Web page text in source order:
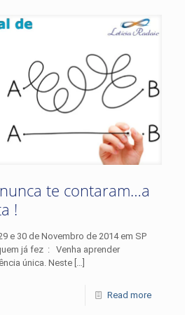
te contaram…a
!
e 30 de Novembro de 2014 em SP
já fez : Venha aprender
única. Neste […]
Read more